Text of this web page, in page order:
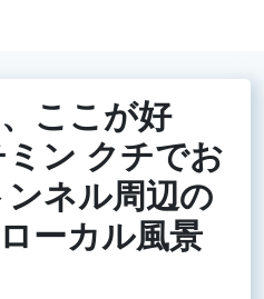
ここが好
ン クチでお
ネル周辺の
ーカル風景